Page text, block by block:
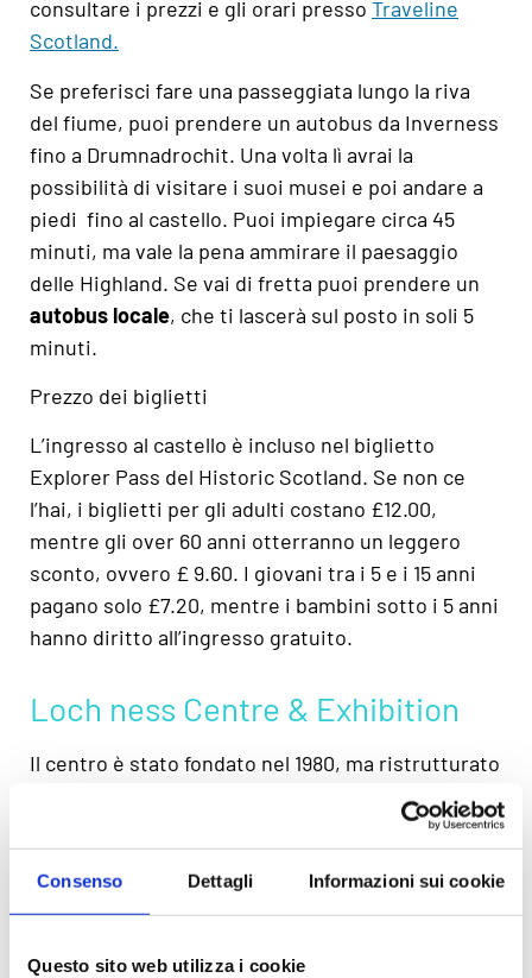
Consenso Dettagli Informazioni sui cookie
Questo sito web utilizza i cookie
consultare i prezzi e gli orari presso Traveline
Scotland.
Se preferisci fare una passeggiata lungo la riva
del fiume, puoi prendere un autobus da Inverness
fino a Drumnadrochit. Una volta lì avrai la
possibilità di visitare i suoi musei e poi andare a
piedi fino al castello. Puoi impiegare circa 45
minuti, ma vale la pena ammirare il paesaggio
delle Highland. Se vai di fretta puoi prendere un
autobus locale, che ti lascerà sul posto in soli 5
minuti.
Prezzo dei biglietti
L’ingresso al castello è incluso nel biglietto
Explorer Pass del Historic Scotland. Se non ce
l’hai, i biglietti per gli adulti costano £12.00,
mentre gli over 60 anni otterranno un leggero
sconto, ovvero £ 9.60. I giovani tra i 5 e i 15 anni
pagano solo £7.20, mentre i bambini sotto i 5 anni
hanno diritto all’ingresso gratuito.
Loch ness Centre & Exhibition
Il centro è stato fondato nel 1980, ma ristrutturato
nel 2000. Si trova a Drumnadrochit, molto vicino
al Castello di Urquhart. All’interno troverai
ti parleranno solo diNessie
, non preoccuparti, ci
sono sette sale e vanno ben oltre il famoso
mostro. È possibile conoscere il passato